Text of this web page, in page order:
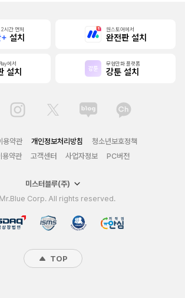
시간 먼저
+ 설치
원스토어에서
완전판 설치
에서
설치
무협만화 플랫폼
강툰 설치
용약관 개인정보처리방침
청소년보호정책
용약관
고객센터 사업자정보 PC버전
미스터블루(주)
Corp. All rights reserved.
TOP